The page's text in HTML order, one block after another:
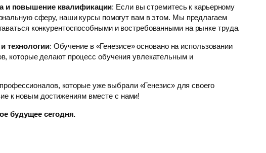
и повышение квалификации: Если вы стремитесь к карьерному
сферу, наши курсы помогут вам в этом. Мы предлагаем
конкурентоспособными и востребованными на рынке труда.
технологии: Обучение в «Генезисе» основано на использовании
которые делают процесс обучения увлекательным и
которые уже выбрали «Генезис» для своего
к новым достижениям вместе с нами!
будущее сегодня.